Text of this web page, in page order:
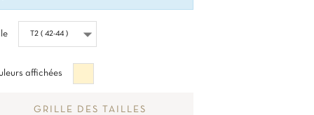
affichées
GRILLE DES TAILLES